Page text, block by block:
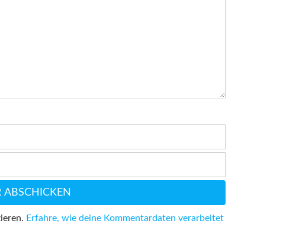
Erfahre, wie deine Kommentardaten verarbeitet